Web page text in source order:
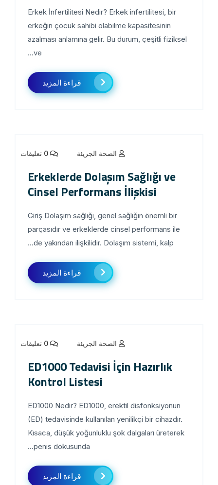
Erkek İnfertilitesi Nedir? Erkek infertilitesi, bir
erkeğin çocuk sahibi olabilme kapasitesinin
azalması anlamına gelir. Bu durum, çeşitli fiziksel
قراءة المزيد
الصحة الجريئة
Erkeklerde Dolaşım Sağlığı ve
Cinsel Performans İlişkisi
Giriş Dolaşım sağlığı, genel sağlığın önemli bir
parçasıdır ve erkeklerde cinsel performans ile
de yakından ilişkilidir. Dolaşım sistemi, kalp...
قراءة المزيد
الصحة الجريئة
ED1000 Tedavisi İçin Hazırlık
Kontrol Listesi
ED1000 Nedir? ED1000, erektil disfonksiyonun
(ED) tedavisinde kullanılan yenilikçi bir cihazdır.
Kısaca, düşük yoğunluklu şok dalgaları üreterek
penis dokusunda...
قراءة المزيد